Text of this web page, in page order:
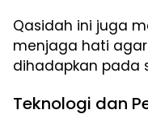
Qasidah ini juga
menjaga hati
dihadapkan pada
Teknologi dan